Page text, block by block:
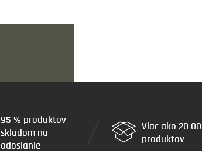
95 % produktov
skladom na
odoslanie
Viac ako 20
produktov